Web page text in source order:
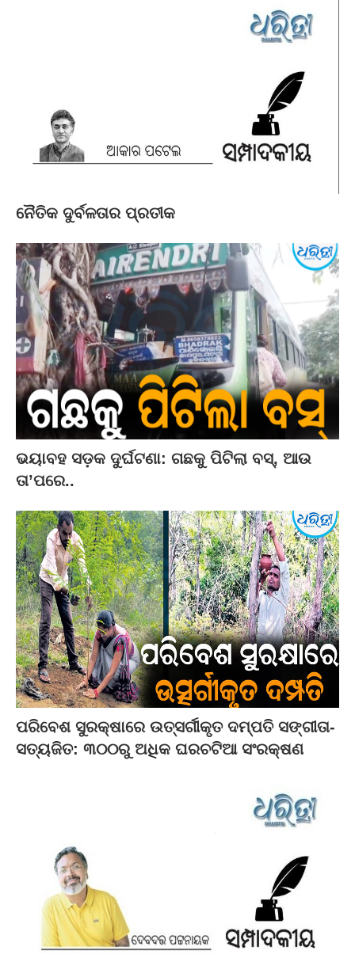
ନୈତିକ ଦୁର୍ବଳତାର ପ୍ରତୀକ
ଭୟାବହ ସଡ଼କ ଦୁର୍ଘଟଣା: ଗଛକୁ ପିଟିଲା ବସ୍‌, ଆଉ
ତା’ପରେ..
ପରିବେଶ ସୁରକ୍ଷାରେ ଉତ୍ସର୍ଗୀକୃତ ଦମ୍ପତି ସଙ୍ଗୀତା-
ସତ୍ୟଜିତ: ୩୦୦ରୁ ଅଧିକ ଘରଚଟିଆ ସଂରକ୍ଷଣ